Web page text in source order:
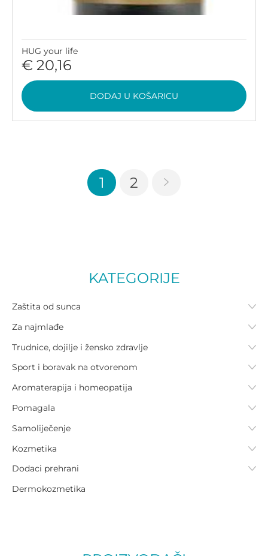
HUG your life
€ 20,16
DODAJ U KOŠARICU
1 2
KATEGORIJE
Zaštita od sunca
Za najmlađe
Trudnice, dojilje i žensko zdravlje
Sport i boravak na otvorenom
Aromaterapija i homeopatija
Pomagala
Samoliječenje
Kozmetika
Dodaci prehrani
Dermokozmetika